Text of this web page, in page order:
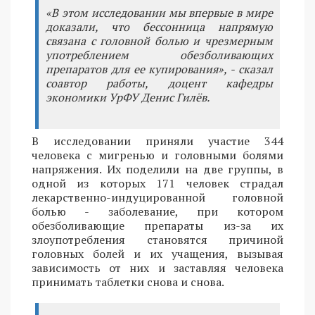
«В этом исследовании мы впервые в мире
доказали, что бессонница напрямую
связана с головной болью и чрезмерным
употреблением обезболивающих
препаратов для ее купирования», - сказал
соавтор работы, доцент кафедры
экономики УрФУ Денис Гилёв.
В исследовании приняли участие 344
человека с мигренью и головными болями
напряжения. Их поделили на две группы, в
одной из которых 171 человек страдал
лекарственно-индуцированной головной
болью - заболевание, при котором
обезболивающие препараты из-за их
злоупотребления становятся причиной
головных болей и их учащения, вызывая
зависимость от них и заставляя человека
принимать таблетки снова и снова.